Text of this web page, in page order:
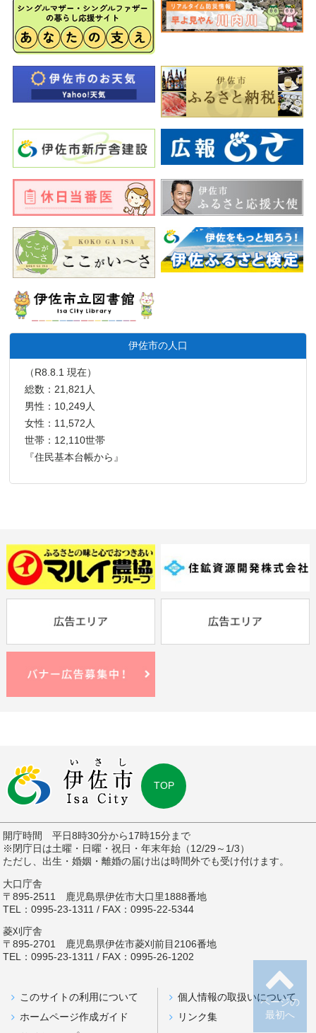
伊佐市の人口
（R8.8.1 現在）
総数：21,821人
男性：10,249人
女性：11,572人
世帯：12,110世帯
『住民基本台帳から』
ページの
最初へ
TOP
開庁時間 平日8時30分から17時15分まで
※閉庁日は土曜・日曜・祝日・年末年始（12/29～1/3）
ただし、出生・婚姻・離婚の届け出は時間外でも受け付けます。
大口庁舎
〒895-2511 鹿児島県伊佐市大口里1888番地
TEL：0995-23-1311 / FAX：0995-22-5344
菱刈庁舎
〒895-2701 鹿児島県伊佐市菱刈前目2106番地
TEL：0995-23-1311 / FAX：0995-26-1202
このサイトの利用について
個人情報の取扱いについて
ホームページ作成ガイド
リンク集